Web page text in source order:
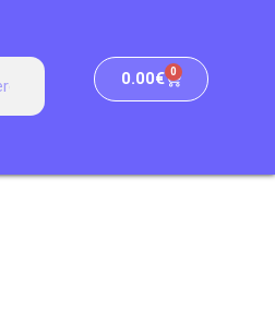
0.00€ 0